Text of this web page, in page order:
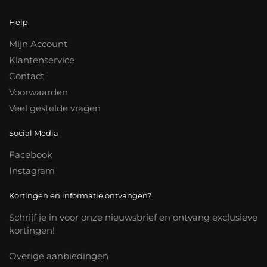
Help
Mijn Account
Klantenservice
Contact
Voorwaarden
Veel gestelde vragen
Social Media
Facebook
Instagram
Kortingen en informatie ontvangen?
Schrijf je in voor onze nieuwsbrief en ontvang exclusieve
kortingen!
Overige aanbiedingen